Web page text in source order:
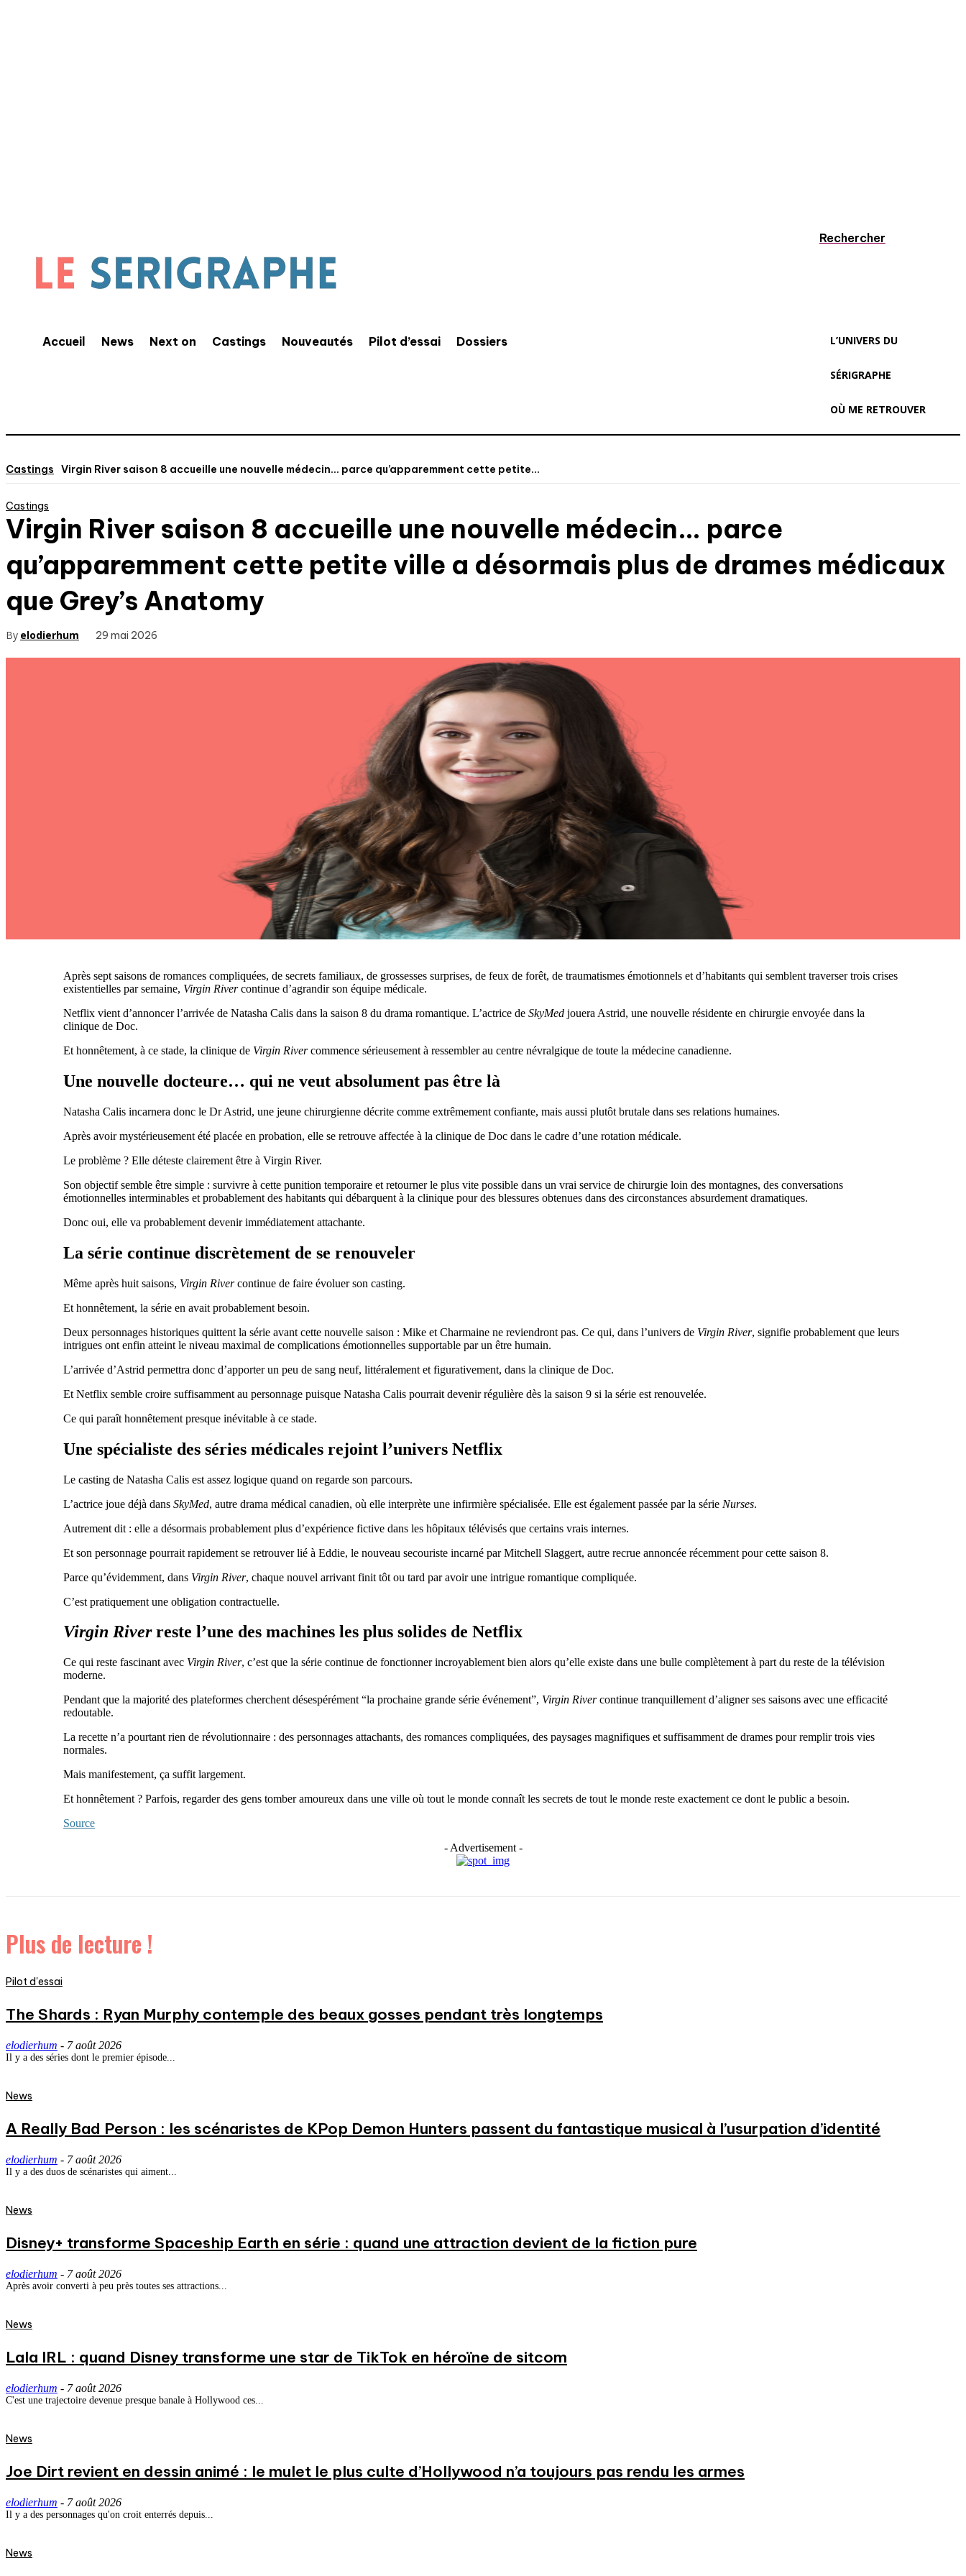
Accueil News Next on Castings Nouveautés Pilot d’essai Dossiers
Rechercher
L’UNIVERS DU
SÉRIGRAPHE
OÙ ME RETROUVER
Castings Virgin River saison 8 accueille une nouvelle médecin… parce qu’apparemment cette petite...
Castings
Virgin River saison 8 accueille une nouvelle médecin… parce
qu’apparemment cette petite ville a désormais plus de drames médicaux
que Grey’s Anatomy
By elodierhum 29 mai 2026
Après sept saisons de romances compliquées, de secrets familiaux, de grossesses surprises, de feux de forêt, de traumatismes émotionnels et d’habitants qui semblent traverser trois crises
existentielles par semaine, Virgin Rivercontinue d’agrandir son équipe médicale.
Netflix vient d’annoncer l’arrivée de Natasha Calis dans la saison 8 du drama romantique. L’actrice de SkyMed jouera Astrid, une nouvelle résidente en chirurgie envoyée dans la
clinique de Doc.
Et honnêtement, à ce stade, la clinique de Virgin Rivercommence sérieusement à ressembler au centre névralgique de toute la médecine canadienne.
Une nouvelle docteure… qui ne veut absolument pas être là
Natasha Calis incarnera donc le Dr Astrid, une jeune chirurgienne décrite comme extrêmement confiante, mais aussi plutôt brutale dans ses relations humaines.
Après avoir mystérieusement été placée en probation, elle se retrouve affectée à la clinique de Doc dans le cadre d’une rotation médicale.
Le problème ? Elle déteste clairement être à Virgin River.
Son objectif semble être simple : survivre à cette punition temporaire et retourner le plus vite possible dans un vrai service de chirurgie loin des montagnes, des conversations
émotionnelles interminables et probablement des habitants qui débarquent à la clinique pour des blessures obtenues dans des circonstances absurdement dramatiques.
Donc oui, elle va probablement devenir immédiatement attachante.
La série continue discrètement de se renouveler
Même après huit saisons, Virgin Rivercontinue de faire évoluer son casting.
Et honnêtement, la série en avait probablement besoin.
Deux personnages historiques quittent la série avant cette nouvelle saison : Mike et Charmaine ne reviendront pas. Ce qui, dans l’univers de Virgin River, signifie probablement que leurs
intrigues ont enfin atteint le niveau maximal de complications émotionnelles supportable par un être humain.
L’arrivée d’Astrid permettra donc d’apporter un peu de sang neuf, littéralement et figurativement, dans la clinique de Doc.
Et Netflix semble croire suffisamment au personnage puisque Natasha Calis pourrait devenir régulière dès la saison 9 si la série est renouvelée.
Ce qui paraît honnêtement presque inévitable à ce stade.
Une spécialiste des séries médicales rejoint l’univers Netflix
Le casting de Natasha Calis est assez logique quand on regarde son parcours.
L’actrice joue déjà dans SkyMed, autre drama médical canadien, où elle interprète une infirmière spécialisée. Elle est également passée par la série Nurses.
Autrement dit : elle a désormais probablement plus d’expérience fictive dans les hôpitaux télévisés que certains vrais internes.
Et son personnage pourrait rapidement se retrouver lié à Eddie, le nouveau secouriste incarné par Mitchell Slaggert, autre recrue annoncée récemment pour cette saison 8.
Parce qu’évidemment, dans Virgin River, chaque nouvel arrivant finit tôt ou tard par avoir une intrigue romantique compliquée.
C’est pratiquement une obligation contractuelle.
Virgin Riverreste l’une des machines les plus solides de Netflix
Ce qui reste fascinant avec Virgin River, c’est que la série continue de fonctionner incroyablement bien alors qu’elle existe dans une bulle complètement à part du reste de la télévision
moderne.
Pendant que la majorité des plateformes cherchent désespérément “la prochaine grande série événement”, Virgin Rivercontinue tranquillement d’aligner ses saisons avec une efficacité
redoutable.
La recette n’a pourtant rien de révolutionnaire : des personnages attachants, des romances compliquées, des paysages magnifiques et suffisamment de drames pour remplir trois vies
normales.
Mais manifestement, ça suffit largement.
Et honnêtement ? Parfois, regarder des gens tomber amoureux dans une ville où tout le monde connaît les secrets de tout le monde reste exactement ce dont le public a besoin.
Source
- Advertisement -
Plus de lecture !
Pilot d'essai
The Shards : Ryan Murphy contemple des beaux gosses pendant très longtemps
elodierhum - 7 août 2026
Il y a des séries dont le premier épisode...
News
A Really Bad Person : les scénaristes de KPop Demon Hunters passent du fantastique musical à l’usurpation d’identité
elodierhum - 7 août 2026
Il y a des duos de scénaristes qui aiment...
News
Disney+ transforme Spaceship Earth en série : quand une attraction devient de la fiction pure
elodierhum - 7 août 2026
Après avoir converti à peu près toutes ses attractions...
News
Lala IRL : quand Disney transforme une star de TikTok en héroïne de sitcom
elodierhum - 7 août 2026
C'est une trajectoire devenue presque banale à Hollywood ces...
News
Joe Dirt revient en dessin animé : le mulet le plus culte d’Hollywood n’a toujours pas rendu les armes
elodierhum - 7 août 2026
Il y a des personnages qu'on croit enterrés depuis...
News